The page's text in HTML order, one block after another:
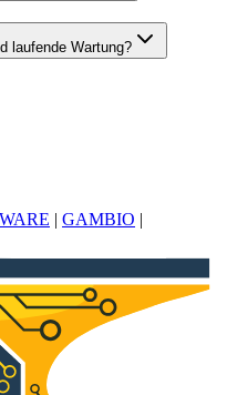
laufende Wartung?
| GAMBIO |